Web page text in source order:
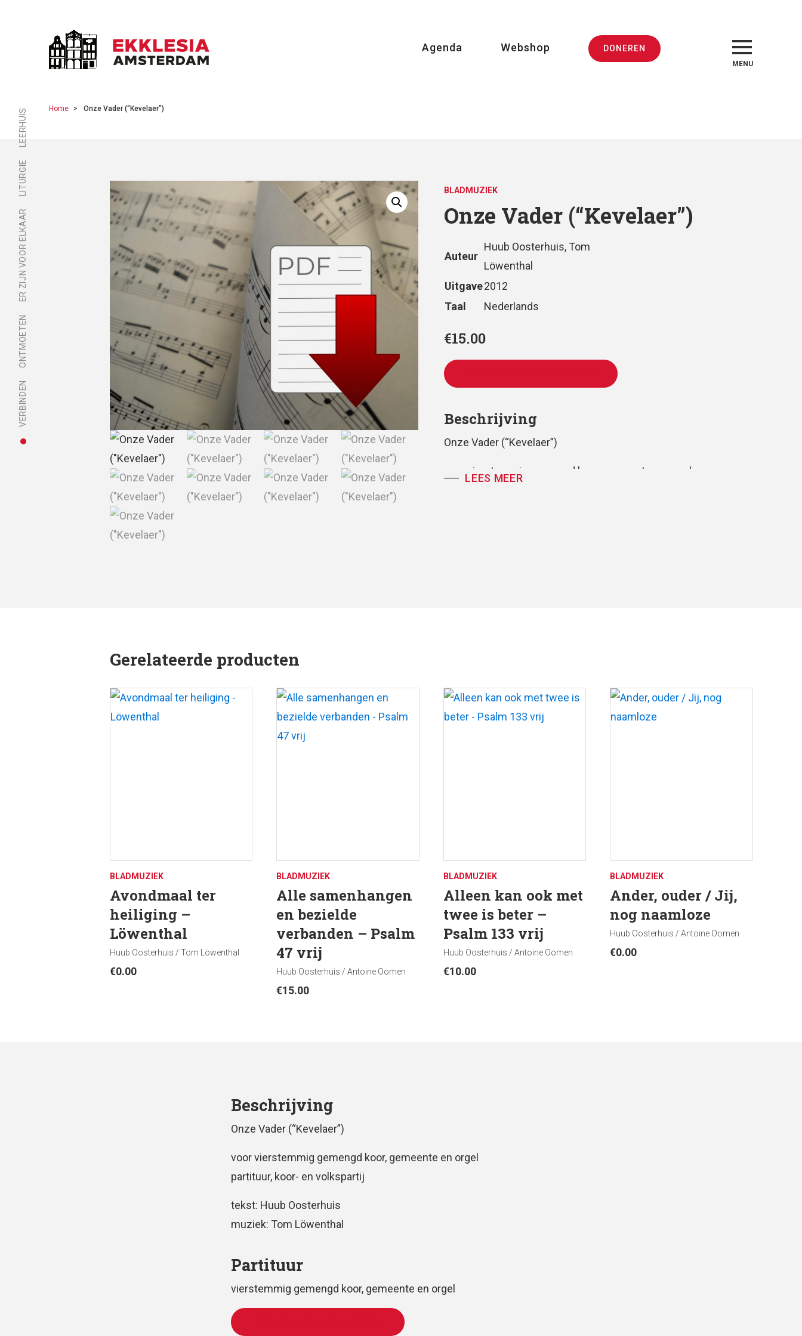
Agenda Webshop DONEREN
MENU
LEERHUIS
LITURGIE
ER ZIJN VOOR ELKAAR
ONTMOETEN
VERBINDEN
Home Onze Vader (“Kevelaer”)
BLADMUZIEK
Onze Vader (“Kevelaer”)
Auteur
Huub Oosterhuis, Tom
Löwenthal
Uitgave2012
Taal
Nederlands
€15.00
Beschrijving
Onze Vader (“Kevelaer”)
voor vierstemmig gemengd koor, gemeente en orgel
LEES MEER
Gerelateerde producten
BLADMUZIEK
Avondmaal ter
heiliging –
Löwenthal
Huub Oosterhuis / Tom Löwenthal
€0.00
BLADMUZIEK
Alle samenhangen
en bezielde
verbanden – Psalm
47 vrij
Huub Oosterhuis / Antoine Oomen
€15.00
BLADMUZIEK
Alleen kan ook met
twee is beter –
Psalm 133 vrij
Huub Oosterhuis / Antoine Oomen
€10.00
BLADMUZIEK
Ander, ouder / Jij,
nog naamloze
Huub Oosterhuis / Antoine Oomen
€0.00
Beschrijving
Onze Vader (“Kevelaer”)
voor vierstemmig gemengd koor, gemeente en orgel
partituur, koor- en volkspartij
tekst: Huub Oosterhuis
muziek: Tom Löwenthal
Partituur
vierstemmig gemengd koor, gemeente en orgel